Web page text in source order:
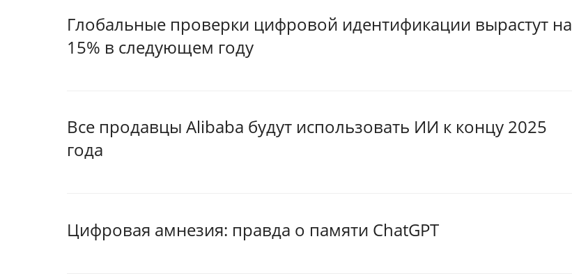
Глобальные проверки цифровой идентификации вырастут на
15% в следующем году
Все продавцы Alibaba будут использовать ИИ к концу 2025
года
Цифровая амнезия: правда о памяти ChatGPT